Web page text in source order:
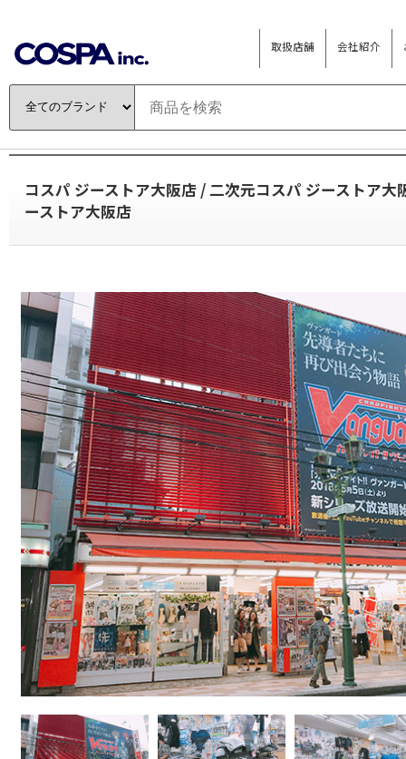
取扱店舗 会社紹介
コスパ ジーストア大阪店 / 二次元コスパ ジーストア大
ーストア大阪店